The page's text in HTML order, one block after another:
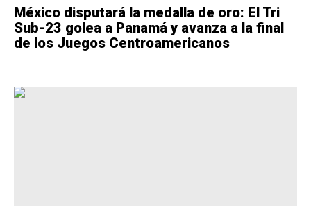
México disputará la medalla de oro: El Tri
Sub-23 golea a Panamá y avanza a la final
de los Juegos Centroamericanos